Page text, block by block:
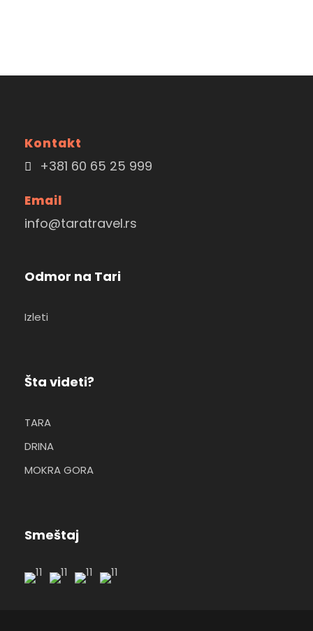
Kontakt
+381 60 65 25 999
Email
info@taratravel.rs
Odmor na Tari
Izleti
Šta videti?
TARA
DRINA
MOKRA GORA
Smeštaj